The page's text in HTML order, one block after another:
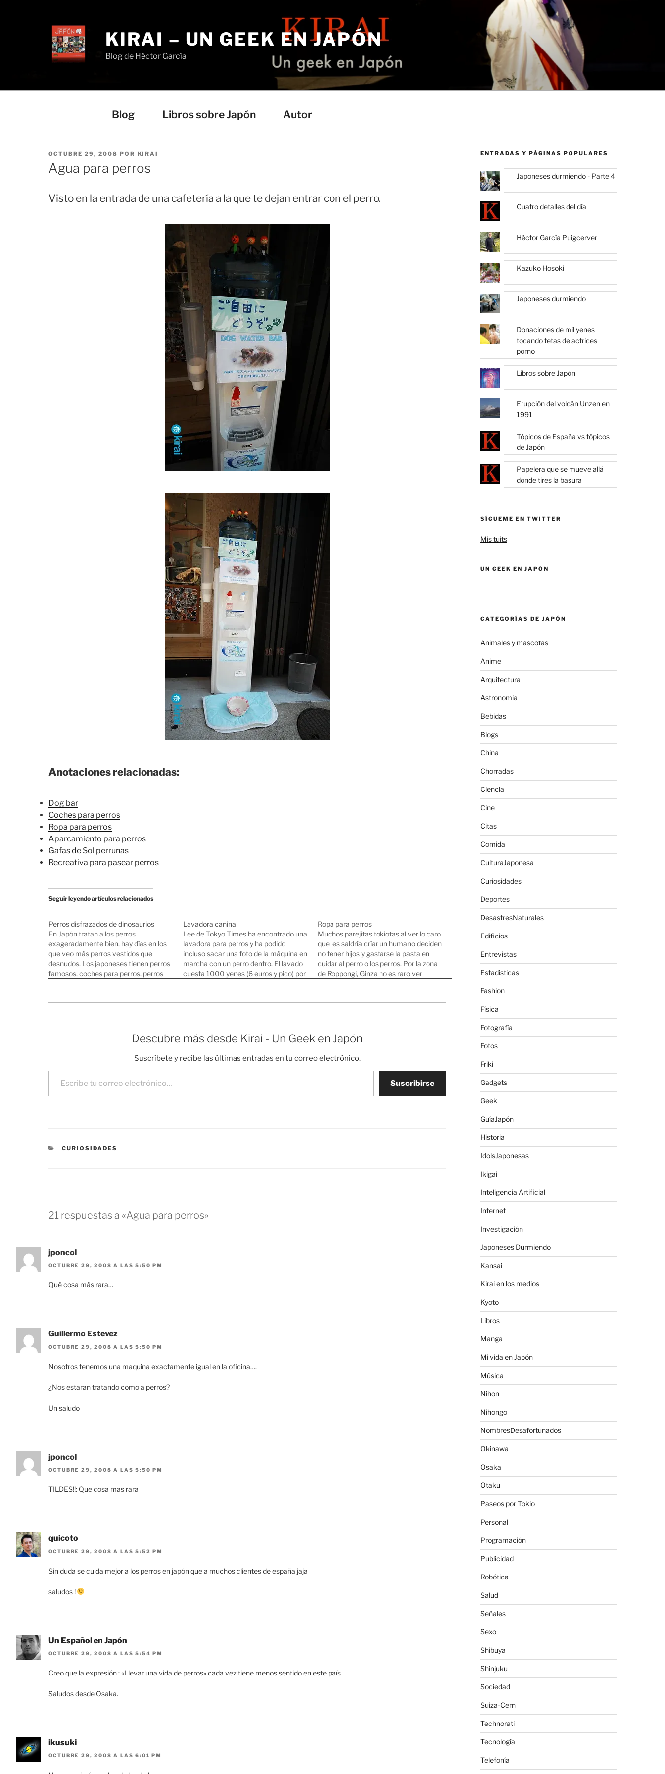
KIRAI – UN GEEK EN JAPÓN
Blog de Héctor García
Blog Libros sobre Japón Autor
PUBLICADO
EL
OCTUBRE 29, 2008 POR KIRAI
Agua para perros
Visto en la entrada de una cafetería a la que te dejan entrar con el perro.
Anotaciones relacionadas:
Dog bar
Coches para perros
Ropa para perros
Aparcamiento para perros
Gafas de Sol perrunas
Recreativa para pasear perros
Seguir leyendo artículos relacionados
Perros disfrazados de dinosaurios
En Japón tratan a los perros
exageradamente bien, hay días en los
que veo más perros vestidos que
desnudos. Los japoneses tienen perros
famosos, coches para perros, perros
de perros originales, perros follarines,
Lavadora canina
Lee de Tokyo Times ha encontrado una
lavadora para perros y ha podido
incluso sacar una foto de la máquina en
marcha con un perro dentro. El lavado
cuesta 1000 yenes (6 euros y pico) por
Perros que usan iPhone…
Ropa para perros
Muchos parejitas tokiotas al ver lo caro
que les saldría críar un humano deciden
no tener hijos y gastarse la pasta en
cuidar al perro o los perros. Por la zona
de Roppongi, Ginza no es raro ver
Descubre más desde Kirai - Un Geek en Japón
Suscríbete y recibe las últimas entradas en tu correo electrónico.
Escribe tu correo electrónico…
Suscribirse
CATEGORÍAS
CURIOSIDADES
21 respuestas a «Agua para perros»
jponcol
OCTUBRE 29, 2008 A LAS 5:50 PM
Qué cosa más rara…
Guillermo Estevez
OCTUBRE 29, 2008 A LAS 5:50 PM
Nosotros tenemos una maquina exactamente igual en la oficina….
¿Nos estaran tratando como a perros?
Un saludo
jponcol
OCTUBRE 29, 2008 A LAS 5:50 PM
TILDES!!: Que cosa mas rara
quicoto
OCTUBRE 29, 2008 A LAS 5:52 PM
Sin duda se cuida mejor a los perros en japón que a muchos clientes de españa jaja
saludos !
Un Español en Japón
OCTUBRE 29, 2008 A LAS 5:54 PM
Creo que la expresión : «Llevar una vida de perros» cada vez tiene menos sentido en este país.
Saludos desde Osaka.
ikusuki
OCTUBRE 29, 2008 A LAS 6:01 PM
ENTRADAS Y PÁGINAS POPULARES
Japoneses durmiendo - Parte 4
Cuatro detalles del día
Héctor García Puigcerver
Kazuko Hosoki
Japoneses durmiendo
Donaciones de mil yenes
tocando tetas de actrices
porno
Libros sobre Japón
Erupción del volcán Unzen en
1991
Tópicos de España vs tópicos
de Japón
Papelera que se mueve allá
donde tires la basura
SÍGUEME EN TWITTER
Mis tuits
UN GEEK EN JAPÓN
CATEGORÍAS DE JAPÓN
Animales y mascotas
Anime
Arquitectura
Astronomia
Bebidas
Blogs
China
Chorradas
Ciencia
Cine
Citas
Comida
CulturaJaponesa
Curiosidades
Deportes
DesastresNaturales
Edificios
Entrevistas
Estadisticas
Fashion
Física
Fotografía
Fotos
Friki
Gadgets
Geek
GuíaJapón
Historia
IdolsJaponesas
Ikigai
Inteligencia Artificial
Internet
Investigación
Japoneses Durmiendo
Kansai
Kirai en los medios
Kyoto
Libros
Manga
Mi vida en Japón
Música
Nihon
Nihongo
NombresDesafortunados
Okinawa
Osaka
Otaku
Paseos por Tokio
Personal
Programación
Publicidad
Robótica
Salud
Señales
Sexo
Shibuya
Shinjuku
Sociedad
Suiza-Cern
Technorati
Tecnología
Telefonía